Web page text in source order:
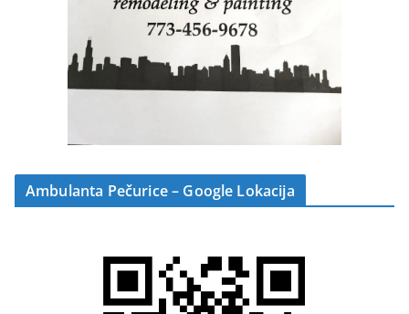
Ambulanta Pečurice – Google Lokacija